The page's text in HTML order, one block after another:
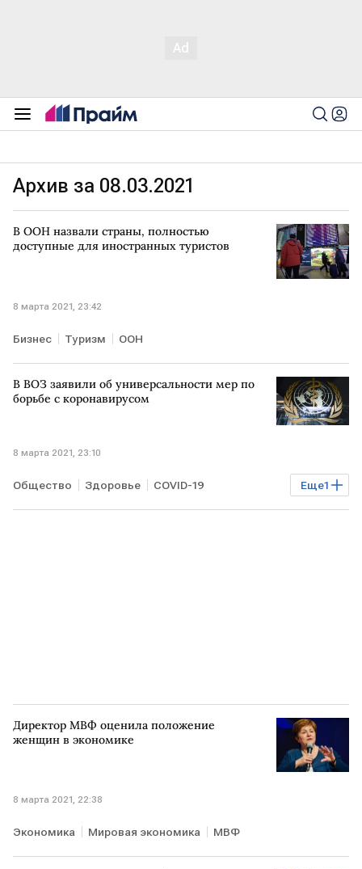
Архив за 08.03.2021
В ООН назвали страны, полностью
доступные для иностранных туристов
8 марта 2021, 23:42
Бизнес Туризм ООН
В ВОЗ заявили об универсальности мер по
борьбе с коронавирусом
8 марта 2021, 23:10
Еще1
Общество Здоровье COVID-19
коронавирус ВОЗ
Директор МВФ оценила положение
женщин в экономике
8 марта 2021, 22:38
Экономика Мировая экономика МВФ